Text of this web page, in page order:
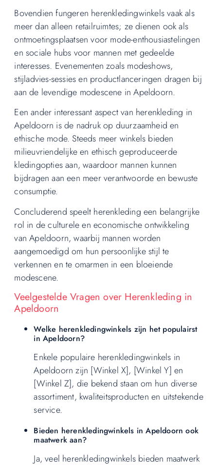
Bovendien fungeren herenkledingwinkels vaak als
meer dan alleen retailruimtes; ze dienen ook als
ontmoetingsplaatsen voor mode-enthousiastelingen
en sociale hubs voor mannen met gedeelde
interesses. Evenementen zoals modeshows,
stijladvies-sessies en productlanceringen dragen bij
aan de levendige modescene in Apeldoorn.
Een ander interessant aspect van herenkleding in
Apeldoorn is de nadruk op duurzaamheid en
ethische mode. Steeds meer winkels bieden
milieuvriendelijke en ethisch geproduceerde
kledingopties aan, waardoor mannen kunnen
bijdragen aan een meer verantwoorde en bewuste
consumptie.
Concluderend speelt herenkleding een belangrijke
rol in de culturele en economische ontwikkeling
van Apeldoorn, waarbij mannen worden
aangemoedigd om hun persoonlijke stijl te
verkennen en te omarmen in een bloeiende
modescene.
Veelgestelde Vragen over Herenkleding in
Apeldoorn
Welke herenkledingwinkels zijn het populairst
in Apeldoorn?
Enkele populaire herenkledingwinkels in
Apeldoorn zijn [Winkel X], [Winkel Y] en
[Winkel Z], die bekend staan om hun diverse
assortiment, kwaliteitsproducten en uitstekende
service.
Bieden herenkledingwinkels in Apeldoorn ook
maatwerk aan?
Ja, veel herenkledingwinkels bieden maatwerk